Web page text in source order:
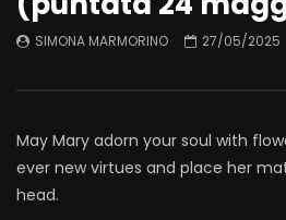
SIMONA MARMORINO 27/05/2025
May Mary adorn your soul with
ever new virtues and place her
head.​